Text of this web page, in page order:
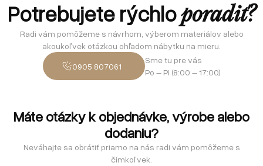
Potrebujete rýchloporadiť?
Radi vám pomôžeme s návrhom, výberom materiálov alebo
akoukoľvek otázkou ohľadom nábytku na mieru.
0905 807061
Sme tu pre vás
Po – Pi (8:00 – 17:00)
Máte otázky k objednávke, výrobe alebo
dodaniu?
Neváhajte sa obrátiť priamo na nás radi vám pomôžeme s
čímkoľvek.